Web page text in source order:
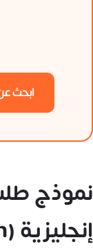
ابحث
نموذج
إنجليزية (English Version)